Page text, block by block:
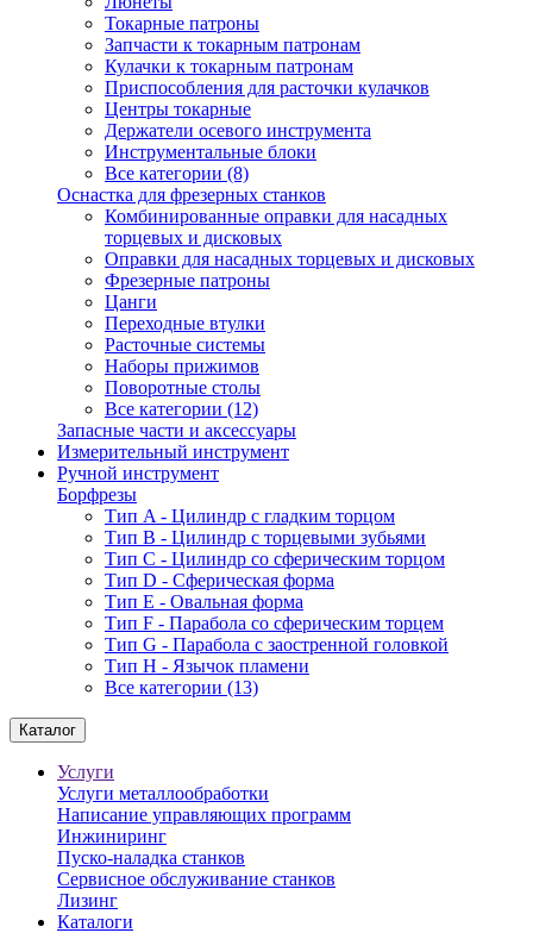
Токарные патроны
Запчасти к токарным патронам
Кулачки к токарным патронам
Приспособления для расточки кулачков
Центры токарные
Держатели осевого инструмента
Инструментальные блоки
Все категории (8)
Оснастка для фрезерных станков
Комбинированные оправки для насадных
торцевых и дисковых
Оправки для насадных торцевых и дисковых
Фрезерные патроны
Цанги
Переходные втулки
Расточные системы
Наборы прижимов
Поворотные столы
Все категории (12)
Запасные части и аксессуары
Измерительный инструмент
Ручной инструмент
Борфрезы
Тип A - Цилиндр с гладким торцом
Тип В - Цилиндр с торцевыми зубьями
Тип С - Цилиндр со сферическим торцом
Тип D - Сферическая форма
Тип Е - Овальная форма
Тип F - Парабола со сферическим торцем
Тип G - Парабола с заостренной головкой
Тип H - Язычок пламени
Все категории (13)
Каталог
Услуги
Услуги металлообработки
Написание управляющих программ
Инжиниринг
Пуско-наладка станков
Сервисное обслуживание станков
Лизинг
Каталоги